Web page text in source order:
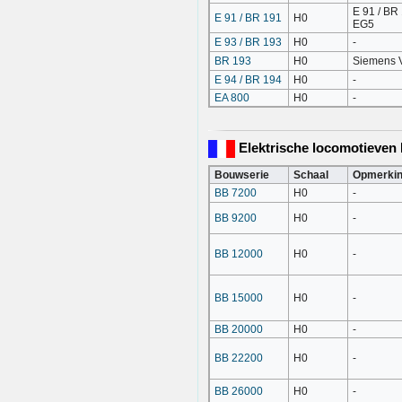
E 91 / BR 191
H0
E 91 / BR
EG5
E 93 / BR 193
H0
-
BR 193
H0
Siemens
E 94 / BR 194
H0
-
EA 800
H0 -
Elektrische locomotieven
Bouwserie Schaal
BB 7200
H0
-
BB 9200
H0 -
BB 12000 H0 -
BB 15000 H0 -
BB 20000 H0 -
BB 22200 H0 -
BB 26000 H0 -